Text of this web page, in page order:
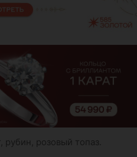
рубин, розовый топаз.